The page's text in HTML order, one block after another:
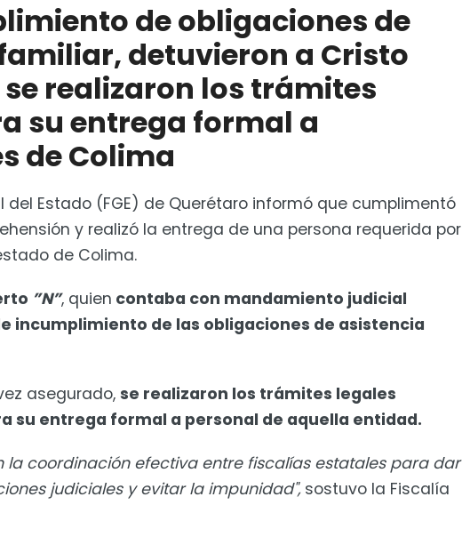
ronda los 35 mil pesos, afirma aficionado
de obligaciones de
detuvieron a Cristo
realizaron los trámites
su entrega formal a
de Colima
del Estado (FGE) de Querétaro informó que cumplimentó
y realizó la entrega de una persona requerida por
de Colima.
”N”, quien contaba con mandamiento judicial
incumplimiento de las obligaciones de asistencia
asegurado, se realizaron los trámites legales
su entrega formal a personal de aquella entidad.
la coordinación efectiva entre fiscalías estatales para dar
judiciales y evitar la impunidad",sostuvo la Fiscalía